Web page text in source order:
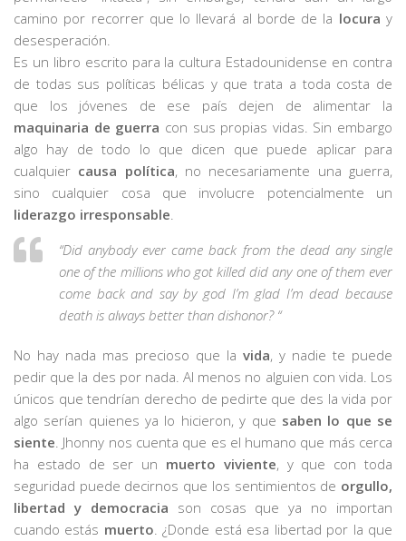
camino por recorrer que lo llevará al borde de la locura y
desesperación.
Es un libro escrito para la cultura Estadounidense en contra
de todas sus políticas bélicas y que trata a toda costa de
que los jóvenes de ese país dejen de alimentar la
maquinaria de guerra con sus propias vidas. Sin embargo
algo hay de todo lo que dicen que puede aplicar para
cualquier causa política, no necesariamente una guerra,
sino cualquier cosa que involucre potencialmente un
liderazgo irresponsable.
“Did anybody ever came back from the dead any single
one of the millions who got killed did any one of them ever
come back and say by god I’m glad I’m dead because
death is always better than dishonor? “
No hay nada mas precioso que la vida, y nadie te puede
pedir que la des por nada. Al menos no alguien con vida. Los
únicos que tendrían derecho de pedirte que des la vida por
algo serían quienes ya lo hicieron, y que saben lo que se
siente. Jhonny nos cuenta que es el humano que más cerca
ha estado de ser un muerto viviente, y que con toda
seguridad puede decirnos que los sentimientos de orgullo,
libertad y democracia son cosas que ya no importan
cuando estás muerto. ¿Donde está esa libertad por la que